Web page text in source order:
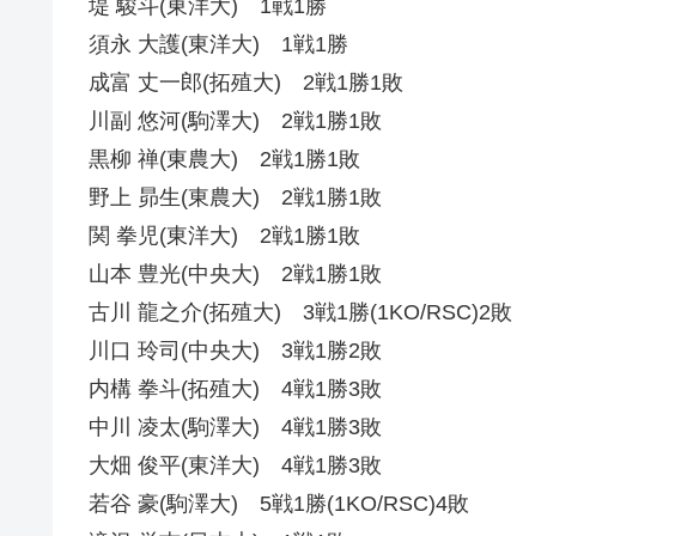
堤 駿斗(東洋大) 1戦1勝
須永 大護(東洋大) 1戦1勝
成富 丈一郎(拓殖大) 2戦1勝1敗
川副 悠河(駒澤大) 2戦1勝1敗
黒柳 禅(東農大) 2戦1勝1敗
野上 昴生(東農大) 2戦1勝1敗
関 拳児(東洋大) 2戦1勝1敗
山本 豊光(中央大) 2戦1勝1敗
古川 龍之介(拓殖大) 3戦1勝(1KO/RSC)2敗
川口 玲司(中央大) 3戦1勝2敗
内構 拳斗(拓殖大) 4戦1勝3敗
中川 凌太(駒澤大) 4戦1勝3敗
大畑 俊平(東洋大) 4戦1勝3敗
若谷 豪(駒澤大) 5戦1勝(1KO/RSC)4敗